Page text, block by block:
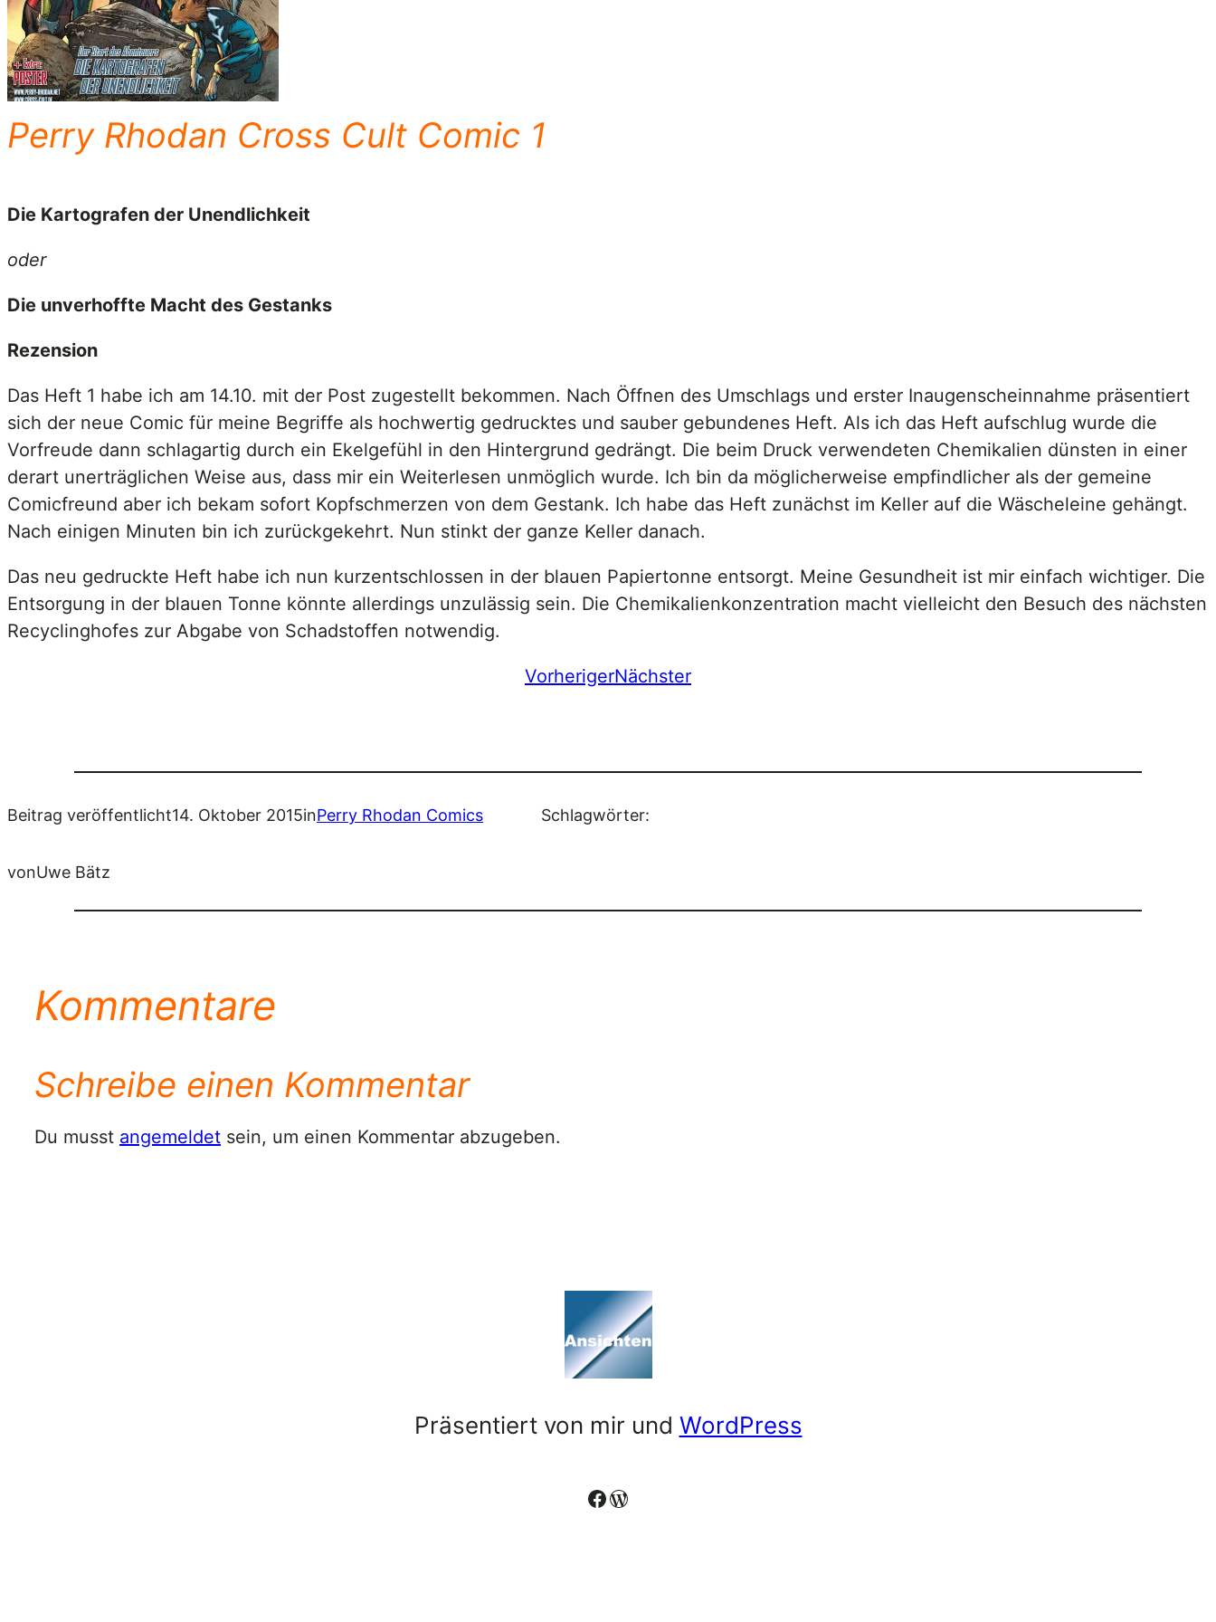
Perry Rhodan Cross Cult Comic 1
Die Kartografen der Unendlichkeit
oder
Die unverhoffte Macht des Gestanks
Rezension
Das Heft 1 habe ich am 14.10. mit der Post zugestellt bekommen. Nach Öffnen des Umschlags und erster Inaugenscheinnahme präsentiert
sich der neue Comic für meine Begriffe als hochwertig gedrucktes und sauber gebundenes Heft. Als ich das Heft aufschlug wurde die
Vorfreude dann schlagartig durch ein Ekelgefühl in den Hintergrund gedrängt. Die beim Druck verwendeten Chemikalien dünsten in einer
derart unerträglichen Weise aus, dass mir ein Weiterlesen unmöglich wurde. Ich bin da möglicherweise empfindlicher als der gemeine
Comicfreund aber ich bekam sofort Kopfschmerzen von dem Gestank. Ich habe das Heft zunächst im Keller auf die Wäscheleine gehängt.
Nach einigen Minuten bin ich zurückgekehrt. Nun stinkt der ganze Keller danach.
Das neu gedruckte Heft habe ich nun kurzentschlossen in der blauen Papiertonne entsorgt. Meine Gesundheit ist mir einfach wichtiger. Die
Entsorgung in der blauen Tonne könnte allerdings unzulässig sein. Die Chemikalienkonzentration macht vielleicht den Besuch des nächsten
Recyclinghofes zur Abgabe von Schadstoffen notwendig.
VorherigerNächster
Beitrag veröffentlicht14. Oktober 2015inPerry Rhodan Comics
vonUwe Bätz
Schlagwörter:
Kommentare
Schreibe einen Kommentar
Du musst angemeldet sein, um einen Kommentar abzugeben.
Präsentiert von mir und WordPress
Facebook
WordPress